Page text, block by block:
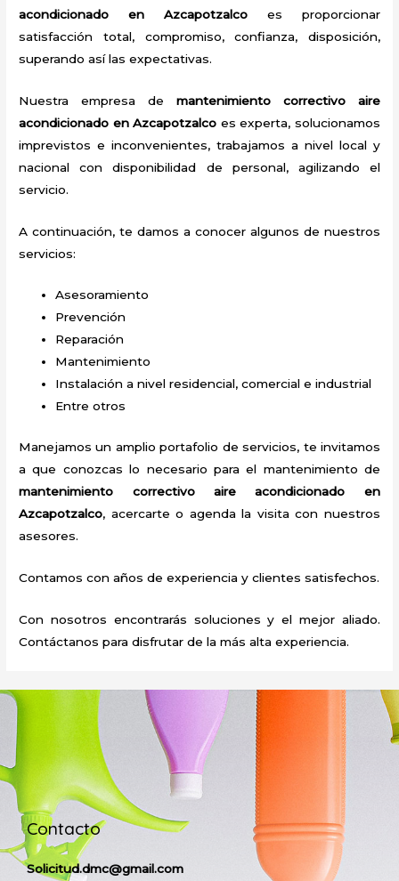
acondicionado
en Azcapotzalco es proporcionar
satisfacción total, compromiso, confianza, disposición,
superando así las expectativas.
Nuestra empresa de mantenimiento correctivoaire
acondicionado en Azcapotzalco es experta, solucionamos
imprevistos e inconvenientes, trabajamos a nivel local y
nacional con disponibilidad de personal, agilizando el
servicio.
A continuación, te damos a conocer algunos de nuestros
servicios:
Asesoramiento
Prevención
Reparación
Mantenimiento
Instalación a nivel residencial, comercial e industrial
Entre otros
Manejamos un amplio portafolio de servicios, te invitamos
a que conozcas lo necesario para el mantenimiento de
mantenimiento correctivoaire acondicionado
en
Azcapotzalco, acercarte o agenda la visita con nuestros
asesores.
Contamos con años de experiencia y clientes satisfechos.
Con nosotros encontrarás soluciones y el mejor aliado.
Contáctanos para disfrutar de la más alta experiencia.
Contacto
Solicitud.dmc@gmail.com